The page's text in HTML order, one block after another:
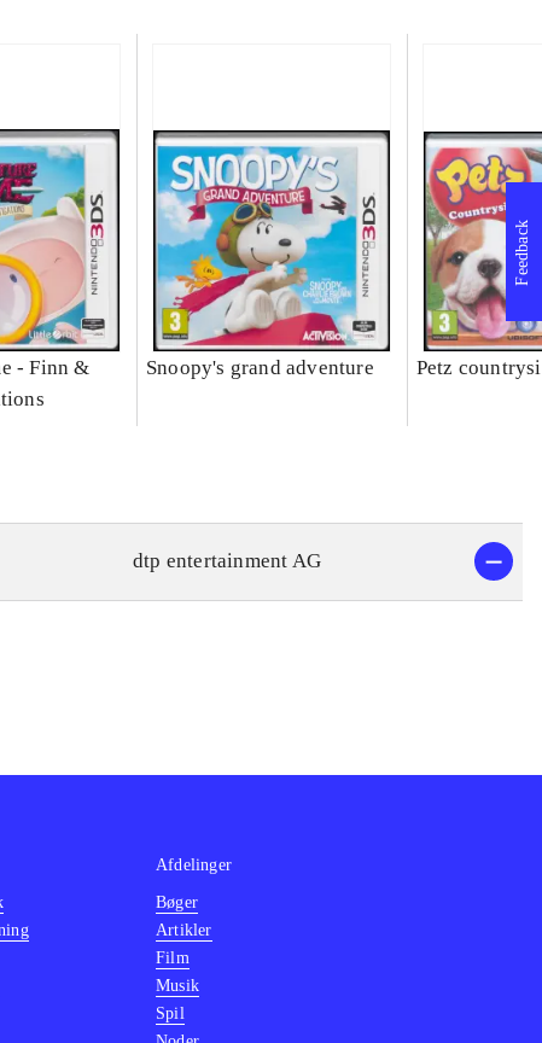
- Finn &
Snoopy's grand adventure Petz
dtp entertainment AG
Feedback
Afdelinger
Bøger
Artikler
Film
Musik
Spil